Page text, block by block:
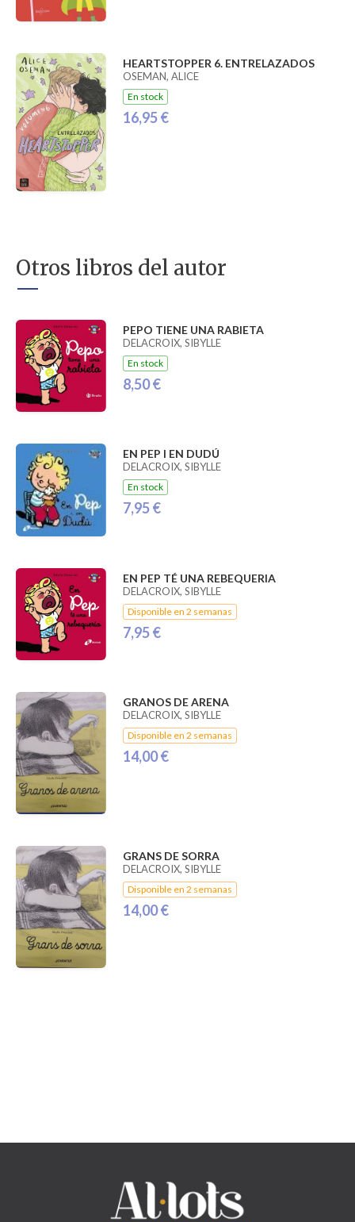
HEARTSTOPPER 6. ENTRELAZADOS
OSEMAN, ALICE
En stock
16,95 €
Otros libros del autor
PEPO TIENE UNA RABIETA
DELACROIX, SIBYLLE
En stock
8,50 €
EN PEP I EN DUDÚ
DELACROIX, SIBYLLE
En stock
7,95 €
EN PEP TÉ UNA REBEQUERIA
DELACROIX, SIBYLLE
Disponible en 2 semanas
7,95 €
GRANOS DE ARENA
DELACROIX, SIBYLLE
Disponible en 2 semanas
14,00 €
GRANS DE SORRA
DELACROIX, SIBYLLE
Disponible en 2 semanas
14,00 €